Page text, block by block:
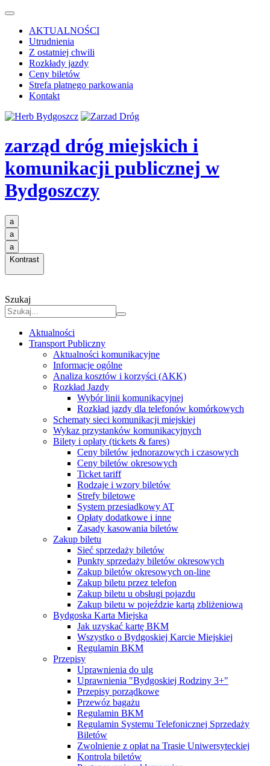
AKTUALNOŚCI
Utrudnienia
Z ostatniej chwili
Rozkłady jazdy
Ceny biletów
Strefa płatnego parkowania
Kontakt
zarząd dróg miejskich i
komunikacji publicznej w
Bydgoszczy
a
a
a
Kontrast
Szukaj
Aktualności
Transport Publiczny
Aktualności komunikacyjne
Informacje ogólne
Analiza kosztów i korzyści (AKK)
Rozkład Jazdy
Wybór linii komunikacyjnej
Rozkład jazdy dla telefonów komórkowych
Schematy sieci komunikacji miejskiej
Wykaz przystanków komunikacyjnych
Bilety i opłaty (tickets & fares)
Ceny biletów jednorazowych i czasowych
Ceny biletów okresowych
Ticket tariff
Rodzaje i wzory biletów
Strefy biletowe
System przesiadkowy AT
Opłaty dodatkowe i inne
Zasady kasowania biletów
Zakup biletu
Sieć sprzedaży biletów
Punkty sprzedaży biletów okresowych
Zakup biletów okresowych on-line
Zakup biletu przez telefon
Zakup biletu u obsługi pojazdu
Zakup biletu w pojeździe kartą zbliżeniową
Bydgoska Karta Miejska
Jak uzyskać kartę BKM
Wszystko o Bydgoskiej Karcie Miejskiej
Regulamin BKM
Przepisy
Uprawnienia do ulg
Uprawnienia "Bydgoskiej Rodziny 3+"
Przepisy porządkowe
Przewóz bagażu
Regulamin BKM
Regulamin Systemu Telefonicznej Sprzedaży
Biletów
Zwolnienie z opłat na Trasie Uniwersyteckiej
Kontrola biletów